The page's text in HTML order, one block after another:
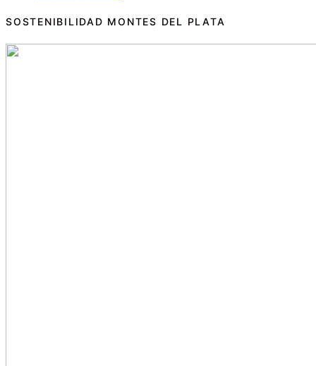
SOSTENIBILIDAD MONTES DEL PLATA